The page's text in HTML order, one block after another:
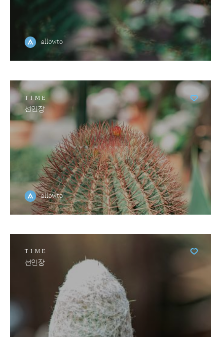
allowto
TIME
선인장
allowto
TIME
선인장